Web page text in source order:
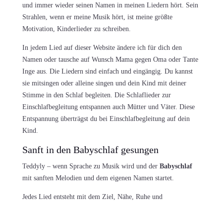
und immer wieder seinen Namen in meinen Liedern hört. Sein
Strahlen, wenn er meine Musik hört, ist meine größte
Motivation, Kinderlieder zu schreiben.
In jedem Lied auf dieser Website ändere ich für dich den
Namen oder tausche auf Wunsch Mama gegen Oma oder Tante
Inge aus. Die Liedern sind einfach und eingängig. Du kannst
sie mitsingen oder alleine singen und dein Kind mit deiner
Stimme in den Schlaf begleiten. Die Schlaflieder zur
Einschlafbegleitung entspannen auch Mütter und Väter. Diese
Entspannung überträgst du bei Einschlafbegleitung auf dein
Kind.
Sanft in den Babyschlaf gesungen
Teddyly – wenn Sprache zu Musik wird und der Babyschlaf
mit sanften Melodien und dem eigenen Namen startet.
Jedes Lied entsteht mit dem Ziel, Nähe, Ruhe und